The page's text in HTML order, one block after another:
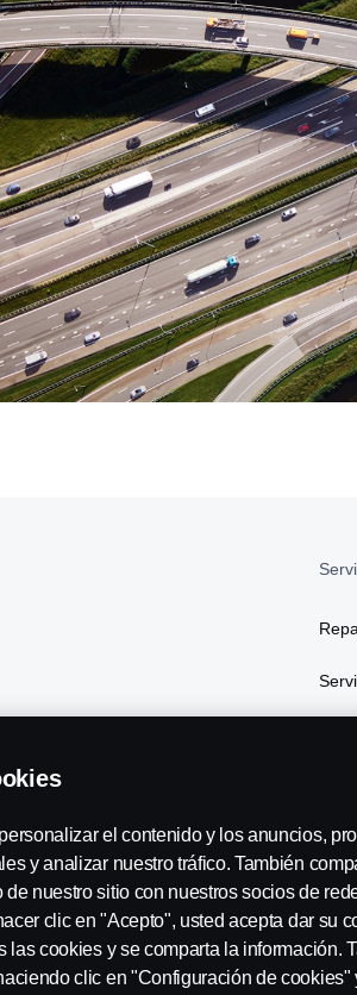
España
el contenido y los anuncios,
y analizar nuestro tráfico. También
nuestro sitio con nuestros socios de
clic en "Acepto", usted acepta dar su
las cookies y se comparta la información.
clic en "Configuración de cookies"